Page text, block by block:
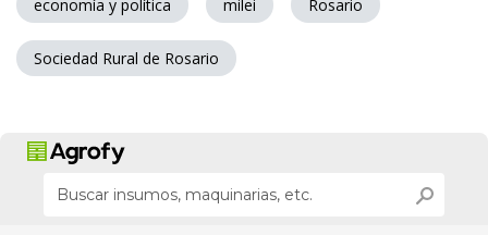
economía y política milei Rosario
Sociedad Rural de Rosario